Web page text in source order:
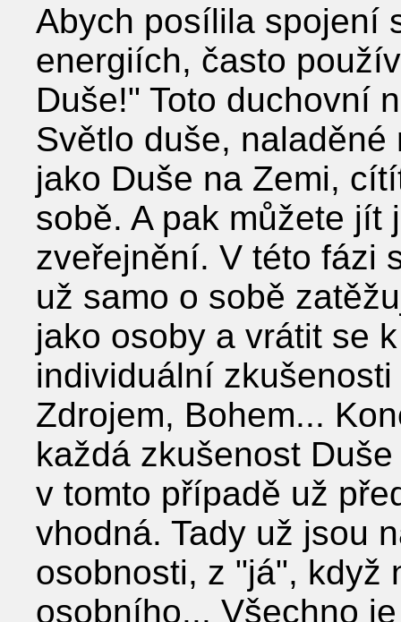
Abych posílila spojení
energiích, často
Duše!" Toto duchovní
Světlo duše,
jako Duše na Zemi,
sobě. A pak můžete jít
zveřejnění. V této fázi
už samo o sobě
jako osoby a vrátit se
individuální
Zdrojem, Bohem...
každá zkušenost
v tomto případě už
vhodná. Tady už jsou
osobnosti, z "já", když
osobního... Všechno